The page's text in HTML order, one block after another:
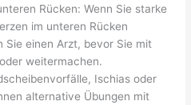
Rücken: Wenn Sie starke
im unteren Rücken
Sie einen Arzt, bevor Sie mit
weitermachen.
Ischias oder
alternative Übungen mit